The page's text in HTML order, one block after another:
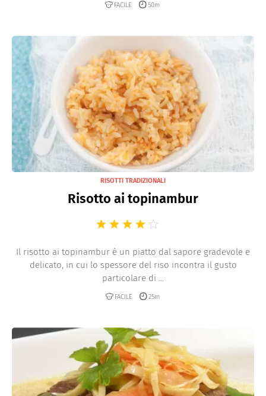
FACILE 50m
RISOTTI TRADIZIONALI
Risotto ai topinambur
Il risotto ai topinambur è un piatto dal sapore gradevole e
delicato, in cui lo spessore del riso incontra il gusto
particolare di ...
FACILE 25m